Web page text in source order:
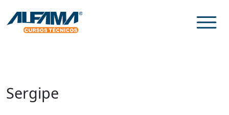
Sergipe